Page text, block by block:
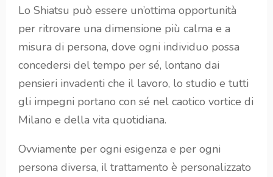
Lo Shiatsu può essere un’ottima opportunità
per ritrovare una dimensione più calma e a
misura di persona, dove ogni individuo possa
concedersi del tempo per sé, lontano dai
pensieri invadenti che il lavoro, lo studio e tutti
gli impegni portano con sé nel caotico vortice di
Milano e della vita quotidiana.
Ovviamente per ogni esigenza e per ogni
persona diversa, il trattamento è personalizzato